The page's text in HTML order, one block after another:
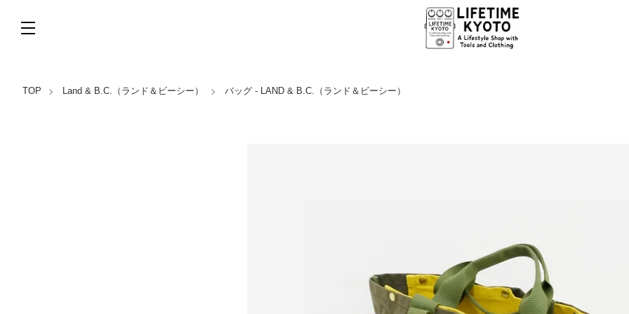
TOP Land & B.C.（ランド＆ビーシー） バッグ - LAND & B.C.（ランド＆ビーシー）